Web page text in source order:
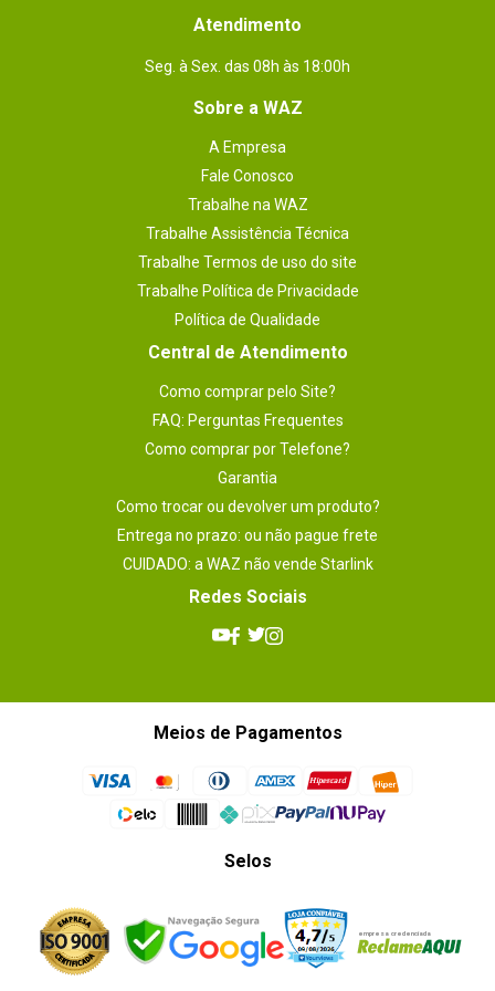
1x DocumentaçãoAtendimento
Seg. à Sex. das 08h às 18:00h
Sobre a WAZ
A Empresa
Fale Conosco
Trabalhe na WAZ
Trabalhe Assistência Técnica
Trabalhe Termos de uso do site
Trabalhe Política de Privacidade
Política de Qualidade
Central de Atendimento
Como comprar pelo Site?
FAQ: Perguntas Frequentes
Como comprar por Telefone?
Garantia
Como trocar ou devolver um produto?
Entrega no prazo: ou não pague frete
CUIDADO: a WAZ não vende Starlink
Redes Sociais
Meios de Pagamentos
Selos